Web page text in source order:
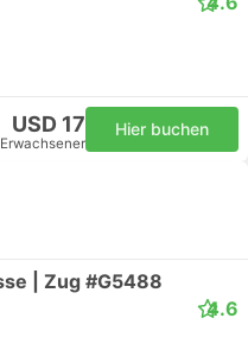
USD 17 Hier buchen
| Zug #G5488
4.6